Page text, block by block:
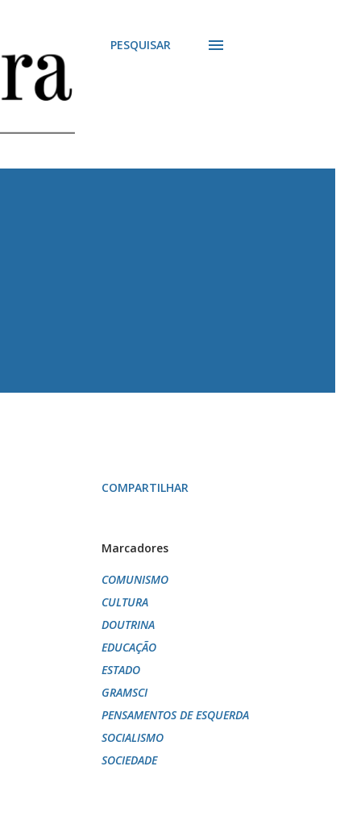
PESQUISAR
COMPARTILHAR
Marcadores
COMUNISMO
CULTURA
DOUTRINA
EDUCAÇÃO
ESTADO
GRAMSCI
PENSAMENTOS DE ESQUERDA
SOCIALISMO
SOCIEDADE